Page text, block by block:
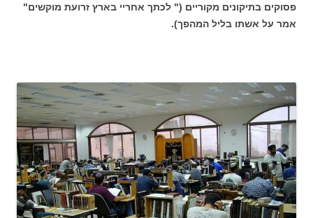
פסוקים בתיקונים מקוריים (" לכתך אחריי בארץ זרועת מוקשים"
אמר על אשתו בליל המהפך).